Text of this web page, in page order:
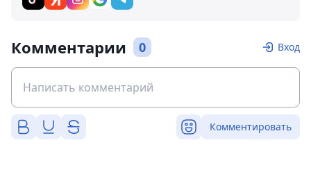
Комментарии 0 Вход
Комментировать